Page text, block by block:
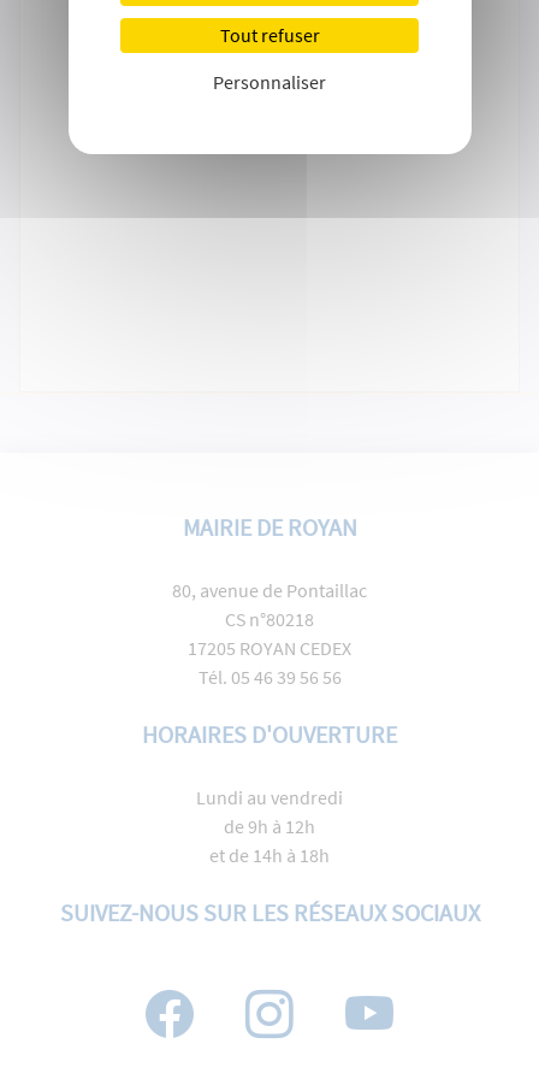
Tout refuser
Personnaliser
MAIRIE DE ROYAN
80, avenue de Pontaillac
CS n°80218
17205 ROYAN CEDEX
Tél. 05 46 39 56 56
HORAIRES D'OUVERTURE
Lundi au vendredi
de 9h à 12h
et de 14h à 18h
SUIVEZ-NOUS SUR LES RÉSEAUX SOCIAUX